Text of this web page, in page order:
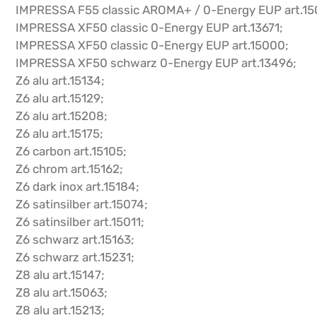
IMPRESSA F55 classic AROMA+ / 0-Energy EUP
IMPRESSA XF50 classic 0-Energy EUP art.13671;
IMPRESSA XF50 classic 0-Energy EUP art.15000;
IMPRESSA XF50 schwarz 0-Energy EUP art.13496;
Z6 alu art.15134;
Z6 alu art.15129;
Z6 alu art.15208;
Z6 alu art.15175;
Z6 carbon art.15105;
Z6 chrom art.15162;
Z6 dark inox art.15184;
Z6 satinsilber art.15074;
Z6 satinsilber art.15011;
Z6 schwarz art.15163;
Z6 schwarz art.15231;
Z8 alu art.15147;
Z8 alu art.15063;
Z8 alu art.15213;